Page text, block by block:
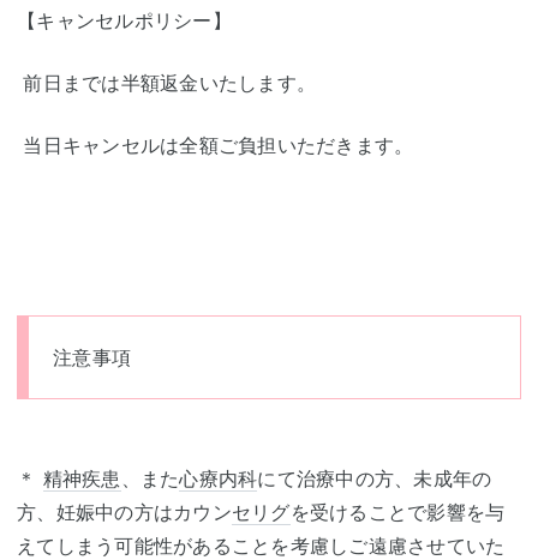
【キャンセルポリシー】
前日までは半額返金いたします。
当日キャンセルは全額ご負担いただきます。
注意事項
＊ 精神疾患 、また心療内科にて治療中の方、未成年の
方、妊娠中の方はカウンセリグを受けることで影響を与
えてしまう可能性があることを考慮しご遠慮させていた